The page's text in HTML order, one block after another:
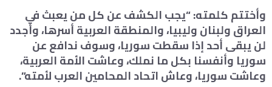
وأختتم كلمته: “يجب الكشف عن كل من يعبث في
العراق ولبنان وليبيا، والمنطقة العربية أسرها، وأجدد
لن يبقى أحد إذا سقطت سوريا، وسوف ندافع عن
سوريا وأنفسنا بكل ما نملك، وعاشت الأمة العربية،
وعاشت سوريا، وعاش اتحاد المحامين العرب لأمته”.